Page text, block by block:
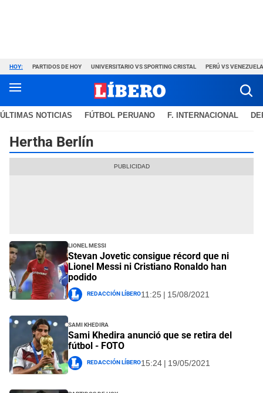
HOY: PARTIDOS DE HOY UNIVERSITARIO VS SPORTING CRISTAL PERÚ VS VENEZUELA
ÚLTIMAS NOTICIAS FÚTBOL PERUANO F. INTERNACIONAL
Hertha Berlín
Lionel Messi
Stevan Jovetic consigue récord que ni
Lionel Messi ni Cristiano Ronaldo han
podido
Redacción Líbero11:25 | 15/08/2021
Sami Khedira
Sami Khedira anunció que se retira del
fútbol - FOTO
Redacción Líbero15:24 | 19/05/2021